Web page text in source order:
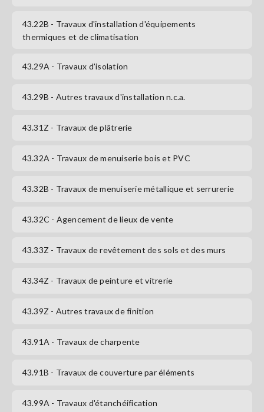
43.22B - Travaux d'installation d'équipements
thermiques et de climatisation
43.29A - Travaux d'isolation
43.29B - Autres travaux d'installation n.c.a.
43.31Z - Travaux de plâtrerie
43.32A - Travaux de menuiserie bois et PVC
43.32B - Travaux de menuiserie métallique et serrurerie
43.32C - Agencement de lieux de vente
43.33Z - Travaux de revêtement des sols et des murs
43.34Z - Travaux de peinture et vitrerie
43.39Z - Autres travaux de finition
43.91A - Travaux de charpente
43.91B - Travaux de couverture par éléments
43.99A - Travaux d'étanchéification